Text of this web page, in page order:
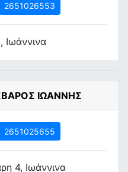
2651026553
Ιωάννινα
ΙΩΑΝΝΗΣ
2651025655
4, Ιωάννινα